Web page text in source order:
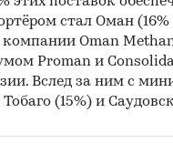
стал Оман (16%
Oman
Proman и
Вслед за ним с
(15%) и